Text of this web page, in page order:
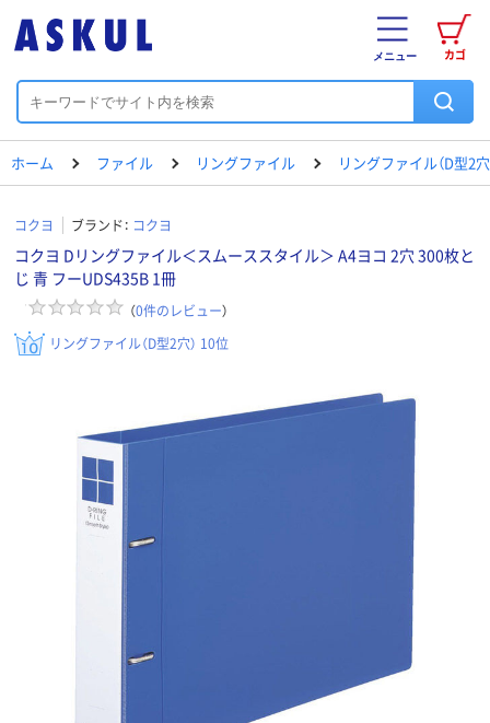
カゴ
メニュー
ホーム ファイル リングファイル リングファイル（D型2穴
コクヨ ブランド： コクヨ
コクヨ Dリングファイル＜スムーススタイル＞ A4ヨコ 2穴 300枚と
じ 青 フーUDS435B 1冊
（0件のレビュー）
リングファイル（D型2穴） 10位